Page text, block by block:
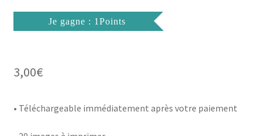
Je gagne : 1Points
3,00€
• Téléchargeable immédiatement après votre paiement